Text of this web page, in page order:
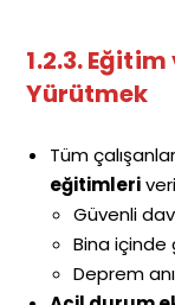
1.2.3.
Yürütmek
Tüm
eğitimleri
Güvenli
Bina içinde
Deprem